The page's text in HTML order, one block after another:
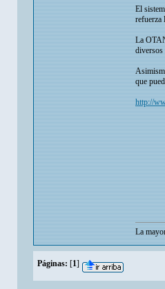
El
refuerza
La
diversos
que
http://
La
Páginas: [1]